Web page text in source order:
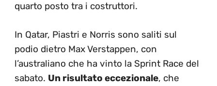
quarto posto tra i costruttori.
In Qatar, Piastri e Norris sono saliti sul
podio dietro Max Verstappen, con
l’australiano che ha vinto la Sprint Race del
sabato. Un risultato eccezionale, che